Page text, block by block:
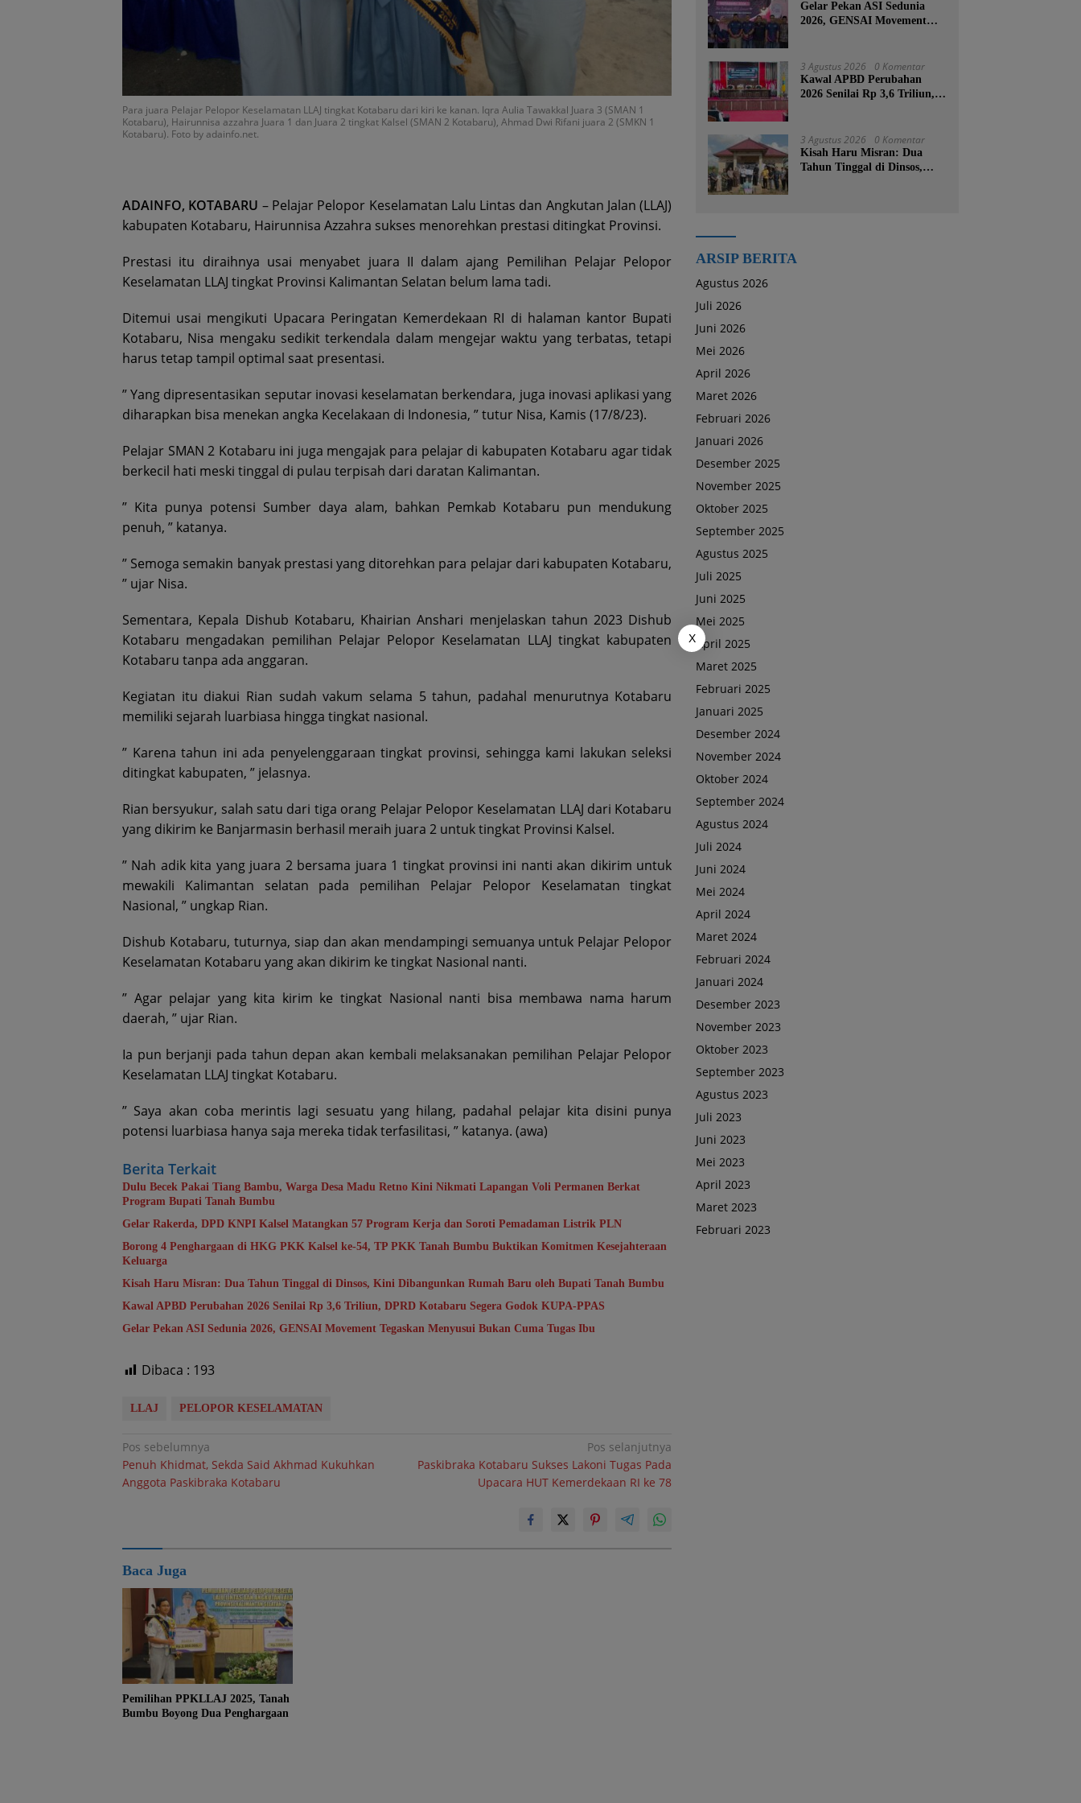
Para juara Pelajar Pelopor Keselamatan LLAJ tingkat Kotabaru dari kiri ke kanan. Iqra Aulia Tawakkal Juara 3 (SMAN 1
Kotabaru), Hairunnisa azzahra Juara 1 dan Juara 2 tingkat Kalsel (SMAN 2 Kotabaru), Ahmad Dwi Rifani juara 2 (SMKN 1
Kotabaru). Foto by adainfo.net.
ADAINFO, KOTABARU – Pelajar Pelopor Keselamatan Lalu Lintas dan Angkutan Jalan (LLAJ)
kabupaten Kotabaru, Hairunnisa Azzahra sukses menorehkan prestasi ditingkat Provinsi.
Prestasi itu diraihnya usai menyabet juara II dalam ajang Pemilihan Pelajar Pelopor
Keselamatan LLAJ tingkat Provinsi Kalimantan Selatan belum lama tadi.
Ditemui usai mengikuti Upacara Peringatan Kemerdekaan RI di halaman kantor Bupati
Kotabaru, Nisa mengaku sedikit terkendala dalam mengejar waktu yang terbatas, tetapi
harus tetap tampil optimal saat presentasi.
” Yang dipresentasikan seputar inovasi keselamatan berkendara, juga inovasi aplikasi yang
diharapkan bisa menekan angka Kecelakaan di Indonesia, ” tutur Nisa, Kamis (17/8/23).
Pelajar SMAN 2 Kotabaru ini juga mengajak para pelajar di kabupaten Kotabaru agar tidak
berkecil hati meski tinggal di pulau terpisah dari daratan Kalimantan.
” Kita punya potensi Sumber daya alam, bahkan Pemkab Kotabaru pun mendukung
penuh, ” katanya.
” Semoga semakin banyak prestasi yang ditorehkan para pelajar dari kabupaten Kotabaru,
” ujar Nisa.
Sementara, Kepala Dishub Kotabaru, Khairian Anshari menjelaskan tahun 2023 Dishub
Kotabaru mengadakan pemilihan Pelajar Pelopor Keselamatan LLAJ tingkat kabupaten
Kotabaru tanpa ada anggaran.
Kegiatan itu diakui Rian sudah vakum selama 5 tahun, padahal menurutnya Kotabaru
memiliki sejarah luarbiasa hingga tingkat nasional.
” Karena tahun ini ada penyelenggaraan tingkat provinsi, sehingga kami lakukan seleksi
ditingkat kabupaten, ” jelasnya.
Rian bersyukur, salah satu dari tiga orang Pelajar Pelopor Keselamatan LLAJ dari Kotabaru
yang dikirim ke Banjarmasin berhasil meraih juara 2 untuk tingkat Provinsi Kalsel.
” Nah adik kita yang juara 2 bersama juara 1 tingkat provinsi ini nanti akan dikirim untuk
mewakili Kalimantan selatan pada pemilihan Pelajar Pelopor Keselamatan tingkat
Nasional, ” ungkap Rian.
Dishub Kotabaru, tuturnya, siap dan akan mendampingi semuanya untuk Pelajar Pelopor
Keselamatan Kotabaru yang akan dikirim ke tingkat Nasional nanti.
” Agar pelajar yang kita kirim ke tingkat Nasional nanti bisa membawa nama harum
daerah, ” ujar Rian.
Ia pun berjanji pada tahun depan akan kembali melaksanakan pemilihan Pelajar Pelopor
Keselamatan LLAJ tingkat Kotabaru.
” Saya akan coba merintis lagi sesuatu yang hilang, padahal pelajar kita disini punya
potensi luarbiasa hanya saja mereka tidak terfasilitasi, ” katanya. (awa)
Berita Terkait
Dulu Becek Pakai Tiang Bambu, Warga Desa Madu Retno Kini Nikmati Lapangan Voli Permanen Berkat
Program Bupati Tanah Bumbu
Gelar Rakerda, DPD KNPI Kalsel Matangkan 57 Program Kerja dan Soroti Pemadaman Listrik PLN
Borong 4 Penghargaan di HKG PKK Kalsel ke-54, TP PKK Tanah Bumbu Buktikan Komitmen Kesejahteraan
Keluarga
Kisah Haru Misran: Dua Tahun Tinggal di Dinsos, Kini Dibangunkan Rumah Baru oleh Bupati Tanah Bumbu
Kawal APBD Perubahan 2026 Senilai Rp 3,6 Triliun, DPRD Kotabaru Segera Godok KUPA-PPAS
Gelar Pekan ASI Sedunia 2026, GENSAI Movement Tegaskan Menyusui Bukan Cuma Tugas Ibu
Dibaca : 193
LLAJ PELOPOR KESELAMATAN
Navigasi
pos
Pos sebelumnya
Penuh Khidmat, Sekda Said Akhmad Kukuhkan
Anggota Paskibraka Kotabaru
Pos selanjutnya
Paskibraka Kotabaru Sukses Lakoni Tugas Pada
Upacara HUT Kemerdekaan RI ke 78
Baca Juga
Pemilihan PPKLLAJ 2025, Tanah
Bumbu Boyong Dua Penghargaan
Gelar Pekan ASI Sedunia
2026, GENSAI Movement
3 Agustus 2026 0 Komentar
Kawal APBD Perubahan
2026 Senilai Rp 3,6 Triliun,
3 Agustus 2026 0 Komentar
Kisah Haru Misran: Dua
Tahun Tinggal di Dinsos,
ARSIP BERITA
Agustus 2026
Juli 2026
Juni 2026
Mei 2026
April 2026
Maret 2026
Februari 2026
Januari 2026
Desember 2025
November 2025
Oktober 2025
September 2025
Agustus 2025
Juli 2025
Juni 2025
Mei 2025
April 2025
Maret 2025
Februari 2025
Januari 2025
Desember 2024
November 2024
Oktober 2024
September 2024
Agustus 2024
Juli 2024
Juni 2024
Mei 2024
April 2024
Maret 2024
Februari 2024
Januari 2024
Desember 2023
November 2023
Oktober 2023
September 2023
Agustus 2023
Juli 2023
Juni 2023
Mei 2023
April 2023
Maret 2023
Februari 2023
X